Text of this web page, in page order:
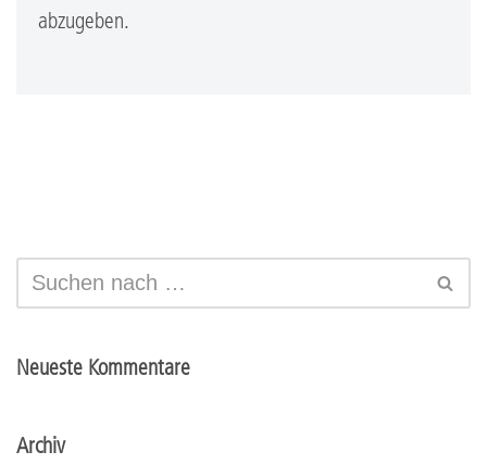
abzugeben.
Neueste Kommentare
Archiv